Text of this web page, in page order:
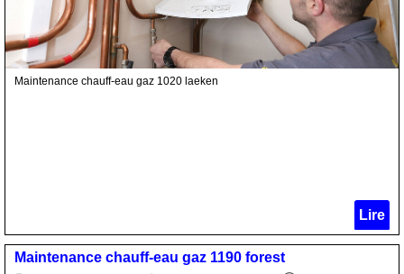
Maintenance chauff-eau gaz 1020 laeken
Lire
Maintenance chauff-eau gaz 1190 forest